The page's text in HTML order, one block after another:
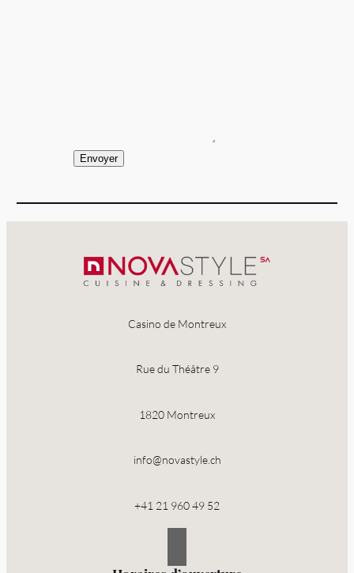
Envoyer
Casino de Montreux
Rue du Théâtre 9
1820 Montreux
info@novastyle.ch
+41 21 960 49 52